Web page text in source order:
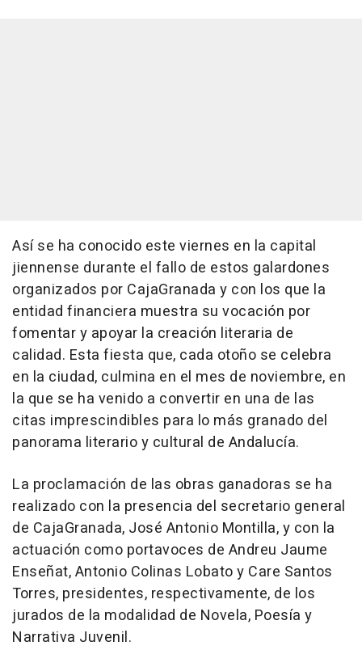
Así se ha conocido este viernes en la capital
jiennense durante el fallo de estos galardones
organizados por CajaGranada y con los que la
entidad financiera muestra su vocación por
fomentar y apoyar la creación literaria de
calidad. Esta fiesta que, cada otoño se celebra
en la ciudad, culmina en el mes de noviembre, en
la que se ha venido a convertir en una de las
citas imprescindibles para lo más granado del
panorama literario y cultural de Andalucía.
La proclamación de las obras ganadoras se ha
realizado con la presencia del secretario general
de CajaGranada, José Antonio Montilla, y con la
actuación como portavoces de Andreu Jaume
Enseñat, Antonio Colinas Lobato y Care Santos
Torres, presidentes, respectivamente, de los
jurados de la modalidad de Novela, Poesía y
Narrativa Juvenil.